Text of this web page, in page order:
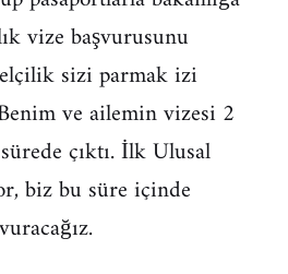
vize başvurusunu
sizi parmak izi
ve ailemin vizesi 2
çıktı. İlk Ulusal
biz bu süre içinde